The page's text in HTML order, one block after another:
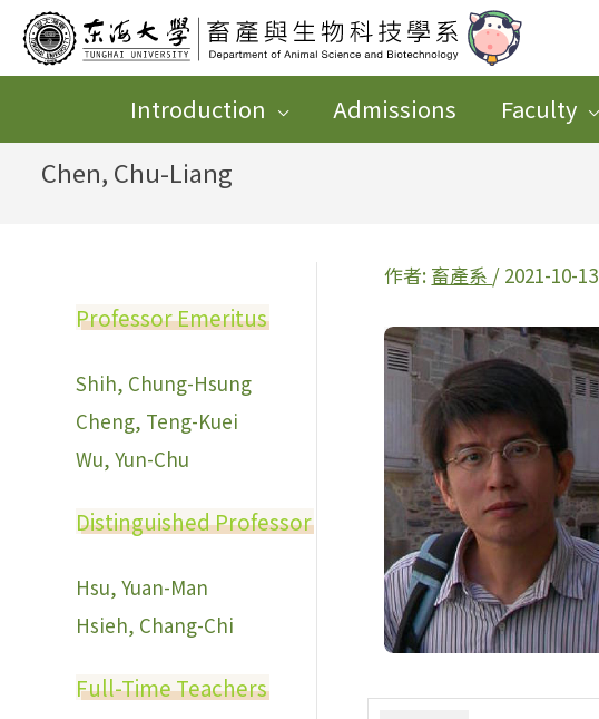
Introduction Admissions Faculty
Chen, Chu-Liang
Professor Emeritus
Shih, Chung-Hsung
Cheng, Teng-Kuei
Wu, Yun-Chu
Distinguished Professor
Hsu, Yuan-Man
Hsieh, Chang-Chi
Full-Time Teachers
作者: 畜產系 / 2021-10-13